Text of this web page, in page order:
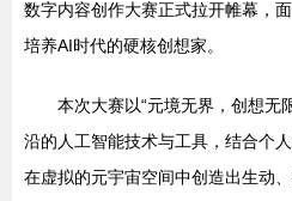
数字内容创作大赛正式拉开帷幕，
培养AI时代的硬核创想家。
本次大赛以“元境无界，创想无
沿的人工智能技术与工具，结合个
在虚拟的元宇宙空间中创造出生动